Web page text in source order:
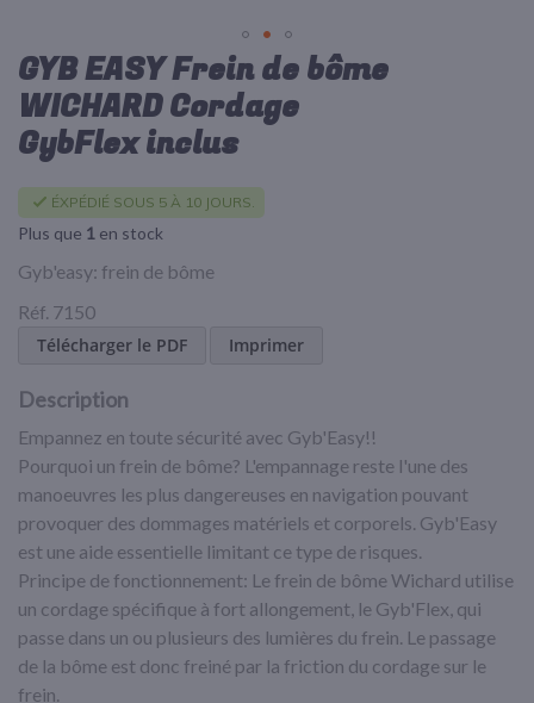
Passer
au
début
de
la
d’images
GYB EASY Frein de bôme
WICHARD Cordage
GybFlex inclus
ÉXPÉDIÉ SOUS 5 À 10 JOURS.
Plus que 1 en stock
Gyb'easy: frein de bôme
Réf. 7150
Télécharger le PDF
Imprimer
Description
Empannez en toute sécurité avec Gyb'Easy!!
Pourquoi un frein de bôme? L'empannage reste l'une des
manoeuvres les plus dangereuses en navigation pouvant
provoquer des dommages matériels et corporels. Gyb'Easy
est une aide essentielle limitant ce type de risques.
Principe de fonctionnement: Le frein de bôme Wichard utilise
un cordage spécifique à fort allongement, le Gyb'Flex, qui
passe dans un ou plusieurs des lumières du frein. Le passage
de la bôme est donc freiné par la friction du cordage sur le
frein.